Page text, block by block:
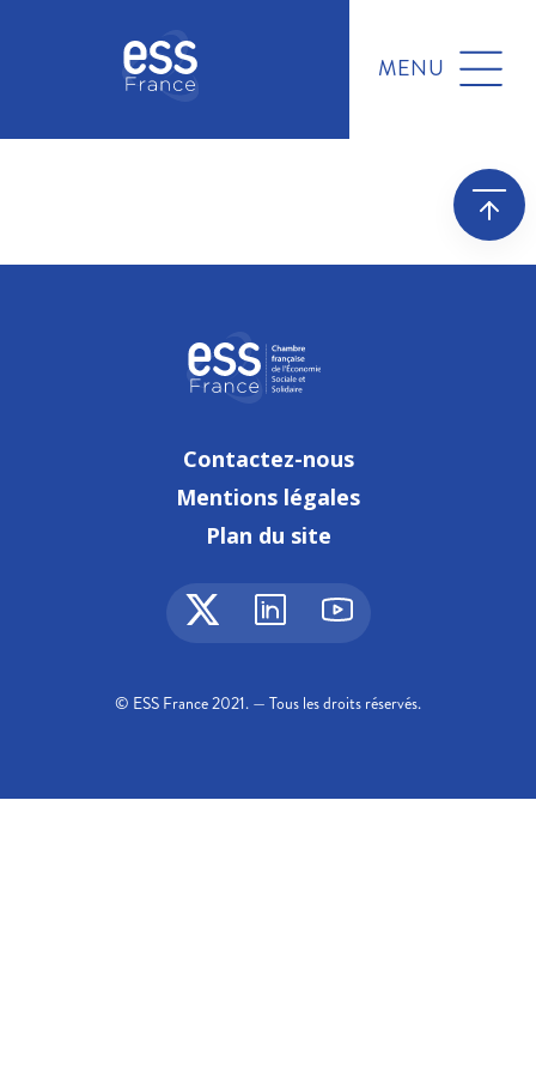
MENU
Contactez-nous
Mentions légales
Plan du site
© ESS France 2021. — Tous les droits réservés.